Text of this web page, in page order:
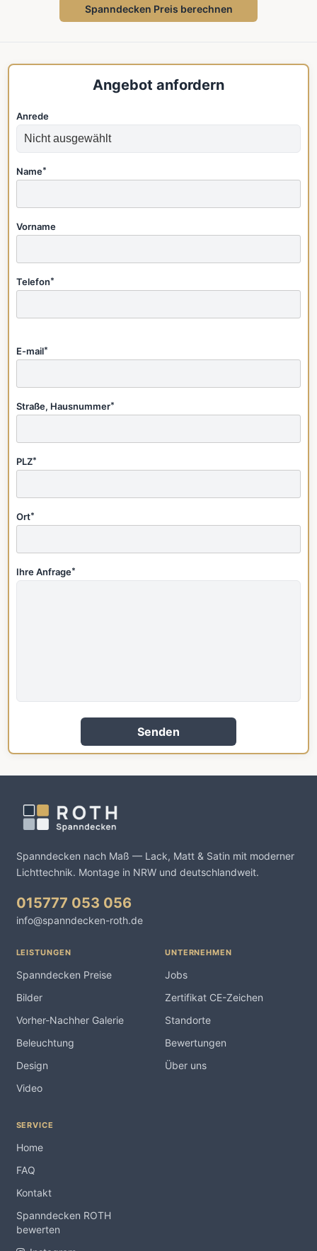
Spanndecken Preis berechnen
Angebot anfordern
Anrede
Name*
Vorname
Telefon*
E-mail*
Straße, Hausnummer*
PLZ*
Ort*
Ihre Anfrage*
Senden
Spanndecken nach Maß — Lack, Matt & Satin mit moderner
Lichttechnik. Montage in NRW und deutschlandweit.
015777 053 056
info@spanndecken-roth.de
LEISTUNGEN
Spanndecken Preise
Bilder
Vorher-Nachher Galerie
Beleuchtung
Design
Video
UNTERNEHMEN
Jobs
Zertifikat CE-Zeichen
Standorte
Bewertungen
Über uns
SERVICE
Home
FAQ
Kontakt
Spanndecken ROTH
bewerten